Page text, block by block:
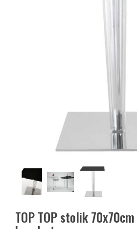
TOP TOP stolik